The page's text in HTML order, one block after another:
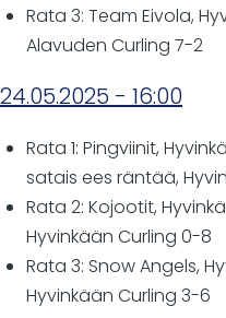
Rata 3: Team Eivola,
Alavuden Curling 7-2
24.05.2025 - 16:00
Rata 1: Pingviinit,
satais ees räntää,
Rata 2: Kojootit,
Hyvinkään Curling 0-8
Rata 3: Snow Angels,
Hyvinkään Curling 3-6